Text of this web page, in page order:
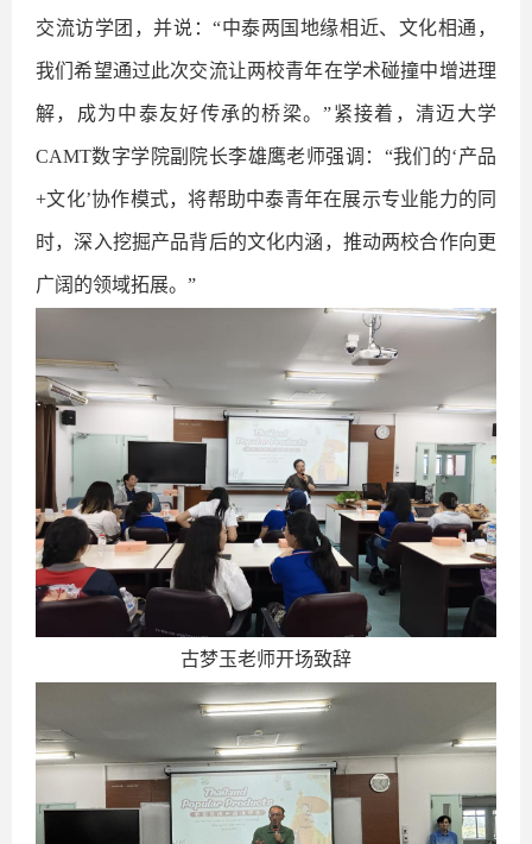
交流访学团，并说：“中泰两国地缘相近、文化相通，
我们希望通过此次交流让两校青年在学术碰撞中增进理
解，成为中泰友好传承的桥梁。”紧接着，清迈大学
CAMT数字学院副院长李雄鹰老师强调：“我们的‘产品
+文化’协作模式，将帮助中泰青年在展示专业能力的同
时，深入挖掘产品背后的文化内涵，推动两校合作向更
广阔的领域拓展。”
古梦玉老师开场致辞